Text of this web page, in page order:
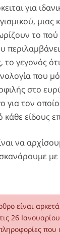
για
μιας
το πού
το γεγονός
που
στο
για τον
κάθε είδους
να
είναι
26
που